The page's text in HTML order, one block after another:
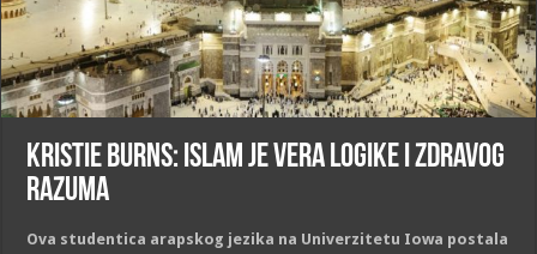
Kristie Burns: Islam je vera logike i zdravog
razuma
Ova studentica arapskog jezika na Univerzitetu Iowa postala